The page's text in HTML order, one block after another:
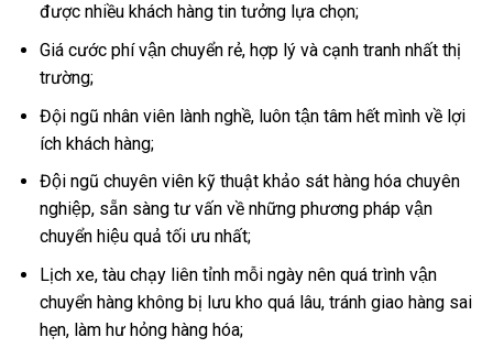
được nhiều khách hàng tin tưởng lựa chọn;
Giá cước phí vận chuyển rẻ, hợp lý và cạnh tranh nhất thị
trường;
Đội ngũ nhân viên lành nghề, luôn tận tâm hết mình về lợi
ích khách hàng;
Đội ngũ chuyên viên kỹ thuật khảo sát hàng hóa chuyên
nghiệp, sẵn sàng tư vấn về những phương pháp vận
chuyển hiệu quả tối ưu nhất;
Lịch xe, tàu chạy liên tỉnh mỗi ngày nên quá trình vận
chuyển hàng không bị lưu kho quá lâu, tránh giao hàng sai
hẹn, làm hư hỏng hàng hóa;